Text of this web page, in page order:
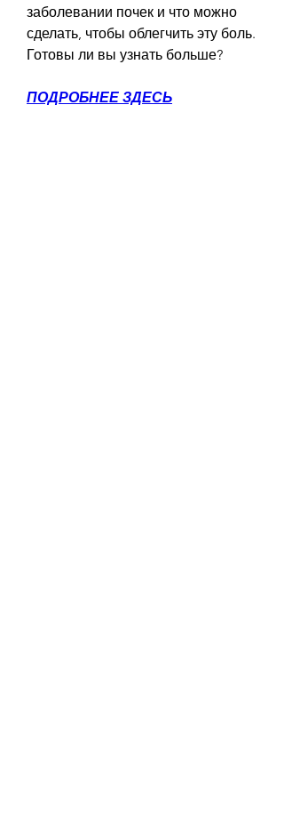
заболевании почек и что можно
сделать, чтобы облегчить эту боль.
Готовы ли вы узнать больше?
ПОДРОБНЕЕ ЗДЕСЬ